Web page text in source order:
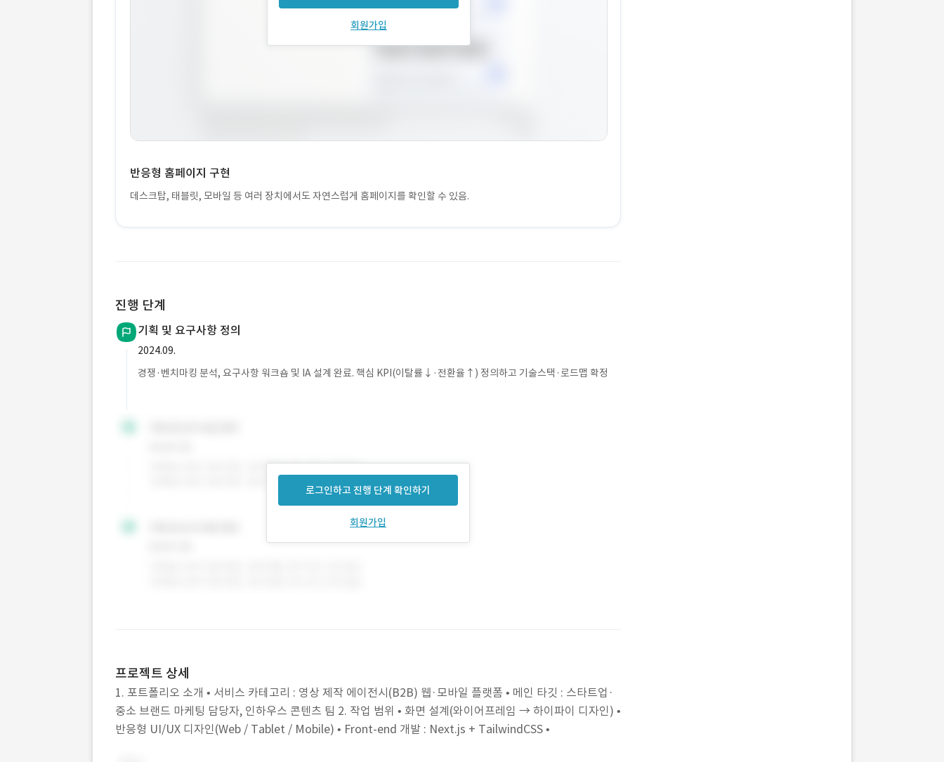
회원가입
반응형 홈페이지 구현
데스크탑, 태블릿, 모바일 등 여러 장치에서도 자연스럽게 홈페이지를 확인할 수 있음.
진행 단계
기획 및 요구사항 정의
2024.09.
경쟁·벤치마킹 분석, 요구사항 워크숍 및 IA 설계 완료. 핵심 KPI(이탈률↓·전환율↑) 정의하고 기술스택·로드맵 확정
로그인하고 진행 단계 확인하기
회원가입
프로젝트 상세
1. 포트폴리오 소개 • 서비스 카테고리 : 영상 제작 에이전시(B2B) 웹·모바일 플랫폼 • 메인 타깃 : 스타트업·
중소 브랜드 마케팅 담당자, 인하우스 콘텐츠 팀 2. 작업 범위 • 화면 설계(와이어프레임 → 하이파이 디자인) •
반응형 UI/UX 디자인(Web / Tablet / Mobile) • Front-end 개발 : Next.js + TailwindCSS •